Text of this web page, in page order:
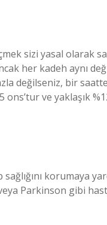
sizi yasal olarak
her kadeh aynı
değilseniz, bir
ve yaklaşık
korumaya
Parkinson gibi